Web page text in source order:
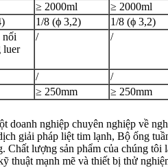
≥ 2000ml
≥ 2000ml
1/8 (ϕ 3,2)
1/8 (ϕ 3,2)
nối
luer
/ /
/
/
≥ 250mm ≥ 250mm
doanh nghiệp chuyên nghiệp về
giải pháp liệt tim lạnh, Bộ ống
Chất lượng sản phẩm của chúng
thuật mạnh mẽ và thiết bị thử